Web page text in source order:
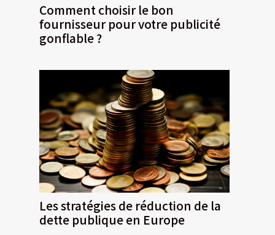
Comment choisir le bon
fournisseur pour votre publicité
gonflable ?
Les stratégies de réduction de la
dette publique en Europe